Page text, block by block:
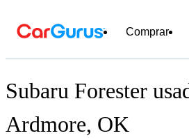
Comprar
Subaru Forester
Ardmore, OK